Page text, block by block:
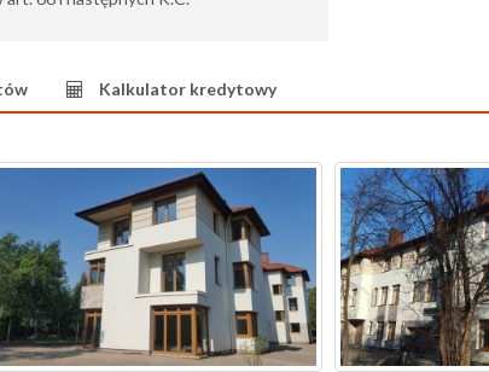
Kalkulator kredytowy